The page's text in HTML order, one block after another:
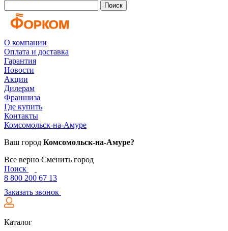
Поиск
О компании
Оплата и доставка
Гарантия
Новости
Акции
Дилерам
Франшиза
Где купить
Контакты
Комсомольск-на-Амуре
Ваш город Комсомольск-на-Амуре?
Все верно Сменить город
Поиск
8 800 200 67 13
Заказать звонок
Каталог